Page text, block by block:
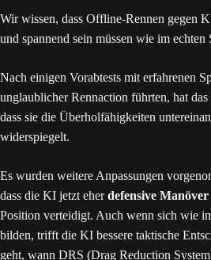
Wir wissen, dass Offline-Rennen gegen
Nach einigen Vorabtests mit erfahrenen
unglaublicher Rennaction führten, hat
dass sie die Überholfähigkeiten
Es wurden weitere Anpassungen
dass die KI jetzt eherdefensive Manöver
Position verteidigt. Auch wenn sich wie
bilden, trifft die KI bessere taktische